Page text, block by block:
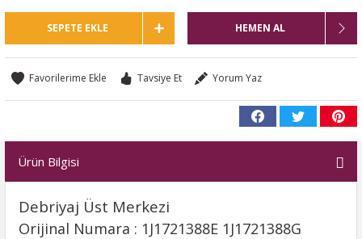
SEPETE EKLE HEMEN AL
Tavsiye Et Yorum Yaz
Ürün Bilgisi
Debriyaj Üst Merkezi
Orijinal Numara : 1J1721388E 1J1721388G